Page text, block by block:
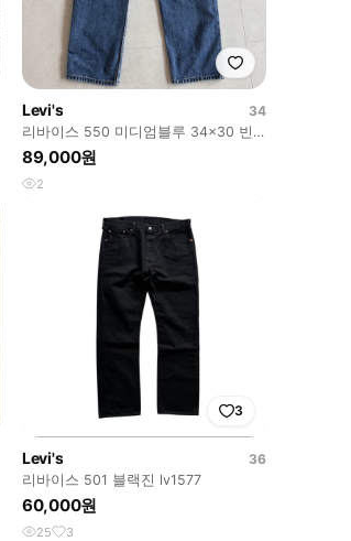
Levi's
34
리바이스 550 미디엄블루 34x30 빈
티지페이딩
89,000원
2
3
Levi's
36
리바이스 501 블랙진 lv1577
60,000원
25 3